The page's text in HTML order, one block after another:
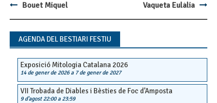
Post
navigation
Bouet Miquel Vaqueta Eulàlia
AGENDA DEL BESTIARI FESTIU
Exposició Mitologia Catalana 2026
14 de gener de 2026a 7 de gener de 2027
VII Trobada de Diables i Bèsties de Foc d’Amposta
9 d'agost 22:00a 23:59